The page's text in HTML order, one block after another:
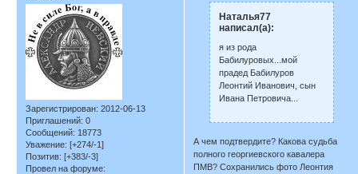
Зарегистрирован: 2012-06-13
Приглашений: 0
Сообщений: 18773
Уважение: [+274/-1]
Позитив: [+383/-3]
Провел на форуме:
Наталья77
написал(а):
я из рода
Бабилуровых...мой
прадед Бабилуров
Леонтий Иванович, сын
Ивана Петровича...
А чем подтвердите? Какова судьба
полного георгиевского кавалера
ПМВ? Сохранились фото Леонтия